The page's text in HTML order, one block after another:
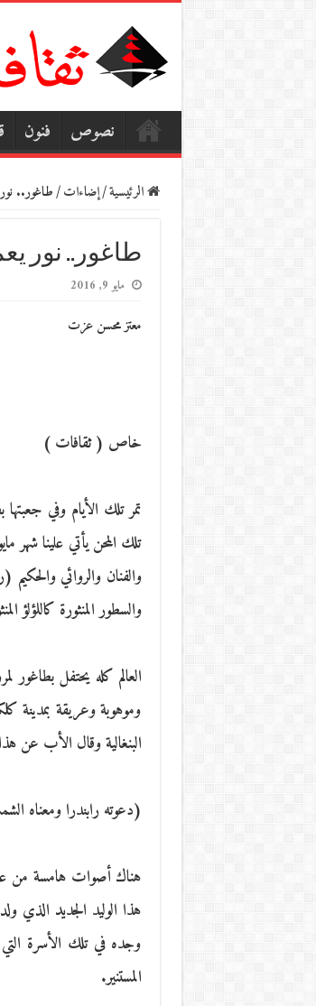
نصوص فنون
الرئيسية/إضاءات/طاغور.. نور
طاغور.. نور
مايو 9, 2016
معتز محسن عزت
خاص ( ثقافات )
تمر تلك الأيام وفي
تلك المحن يأتي علينا شهر
والفنان والروائي والحكيم
والسطور المنثورة كاللؤلؤ
وموهوبة وعريقة بمدينة
البنغالية وقال الأب عن
(دعوته رابندرا ومعناه
هناك أصوات هامسة من
هذا الوليد الجديد الذي
وجده في تلك الأسرة التي
المستنير.